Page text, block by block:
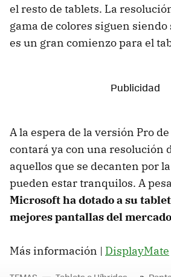
el resto de tablets. La
gama de colores siguen
es un gran comienzo para el
A la espera de la versión Pro
contará ya con una resolución
aquellos que se decanten por
pueden estar tranquilos. A
Microsoft ha dotado a su
mejores pantallas del mercado
Más información | DisplayMate